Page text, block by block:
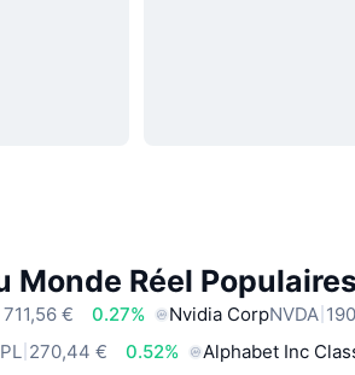
Monde Réel Populaires
711,56 € 0.27% Nvidia CorpNVDA
270,44 € 0.52% Alphabet Inc